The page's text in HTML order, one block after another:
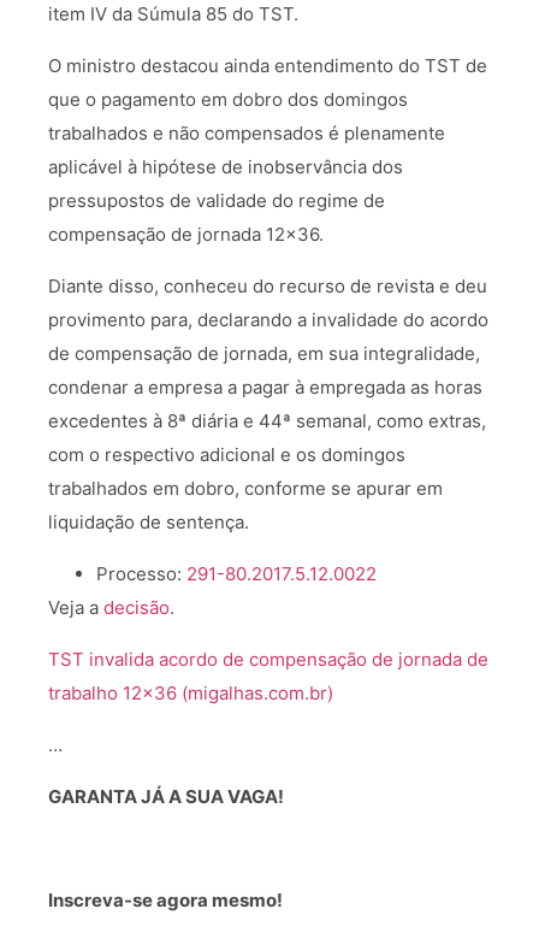
item IV da Súmula 85 do TST.
O ministro destacou ainda entendimento do TST de
que o pagamento em dobro dos domingos
trabalhados e não compensados é plenamente
aplicável à hipótese de inobservância dos
pressupostos de validade do regime de
compensação de jornada 12×36.
Diante disso, conheceu do recurso de revista e deu
provimento para, declarando a invalidade do acordo
de compensação de jornada, em sua integralidade,
condenar a empresa a pagar à empregada as horas
excedentes à 8ª diária e 44ª semanal, como extras,
com o respectivo adicional e os domingos
trabalhados em dobro, conforme se apurar em
liquidação de sentença.
Processo: 291-80.2017.5.12.0022
Veja a decisão.
TST invalida acordo de compensação de jornada de
trabalho 12×36 (migalhas.com.br)
…
GARANTA JÁ A SUA VAGA!
Inscreva-se agora mesmo!